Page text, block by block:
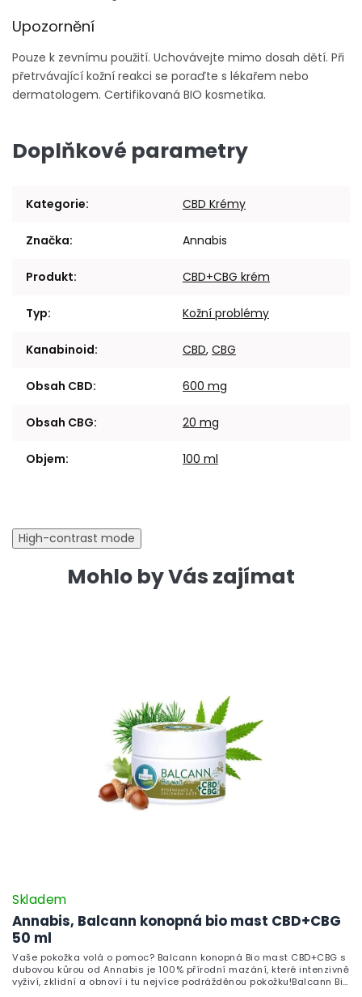
Upozornění
Pouze k zevnímu použití. Uchovávejte mimo dosah dětí. Při
přetrvávající kožní reakci se poraďte s lékařem nebo
dermatologem. Certifikovaná BIO kosmetika.
Doplňkové parametry
Kategorie: CBD Krémy
Značka: Annabis
Produkt: CBD+CBG krém
Typ: Kožní problémy
Kanabinoid: CBD, CBG
Obsah CBD: 600 mg
Obsah CBG: 20 mg
Objem: 100 ml
High-contrast mode
Mohlo by Vás zajímat
Annabis, Balcann konopná bio mast CBD+CBG
50 ml
Skladem
Vaše pokožka volá o pomoc? Balcann konopná Bio mast CBD+CBG s
dubovou kůrou od Annabis je 100% přírodní mazání, které intenzivně
vyživí, zklidní a obnoví i tu nejvíce podrážděnou pokožku!Balcann Bio